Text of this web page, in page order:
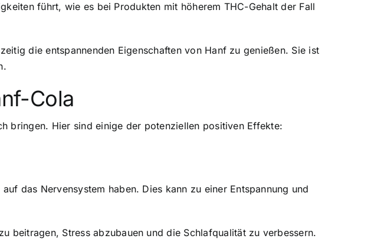
führt, wie es bei Produkten mit höherem THC-Gehalt der Fall
die entspannenden Eigenschaften von Hanf zu genießen. Sie ist
Cola
bringen. Hier sind einige der potenziellen positiven Effekte:
das Nervensystem haben. Dies kann zu einer Entspannung und
beitragen, Stress abzubauen und die Schlafqualität zu verbessern.